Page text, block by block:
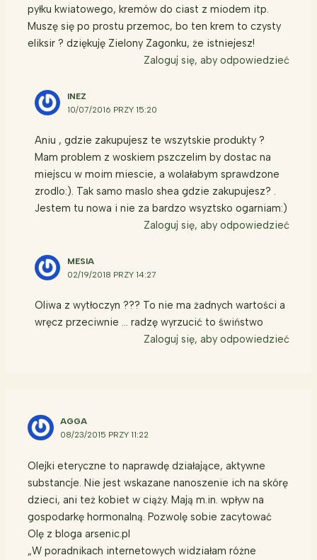
pyłku kwiatowego, kremów do ciast z miodem itp.
Muszę się po prostu przemoc, bo ten krem to czysty
eliksir ? dziękuję Zielony Zagonku, że istniejesz!
Zaloguj się, aby odpowiedzieć
INEZ
10/07/2016 PRZY 15:20
Aniu , gdzie zakupujesz te wszytskie produkty ?
Mam problem z woskiem pszczelim by dostac na
miejscu w moim miescie, a wolałabym sprawdzone
zrodlo:). Tak samo maslo shea gdzie zakupujesz? .
Jestem tu nowa i nie za bardzo wsyztsko ogarniam:)
Zaloguj się, aby odpowiedzieć
MESIA
02/19/2018 PRZY 14:27
Oliwa z wytłoczyn ??? To nie ma żadnych wartości a
wręcz przeciwnie … radzę wyrzucić to świństwo
Zaloguj się, aby odpowiedzieć
AGGA
08/23/2015 PRZY 11:22
Olejki eteryczne to naprawdę działające, aktywne
substancje. Nie jest wskazane nanoszenie ich na skórę
dzieci, ani też kobiet w ciąży. Mają m.in. wpływ na
gospodarkę hormonalną. Pozwolę sobie zacytować
Olę z bloga arsenic.pl
„W poradnikach internetowych widziałam różne